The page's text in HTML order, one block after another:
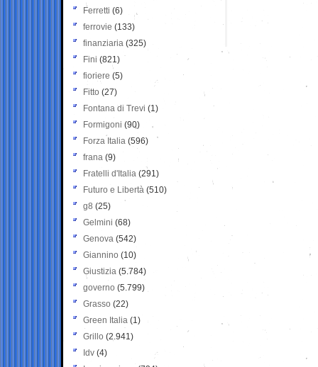
Ferretti (6)
ferrovie (133)
finanziaria (325)
Fini (821)
fioriere (5)
Fitto (27)
Fontana di Trevi (1)
Formigoni (90)
Forza Italia (596)
frana (9)
Fratelli d'Italia (291)
Futuro e Libertà (510)
g8 (25)
Gelmini (68)
Genova (542)
Giannino (10)
Giustizia (5.784)
governo (5.799)
Grasso (22)
Green Italia (1)
Grillo (2.941)
Idv (4)